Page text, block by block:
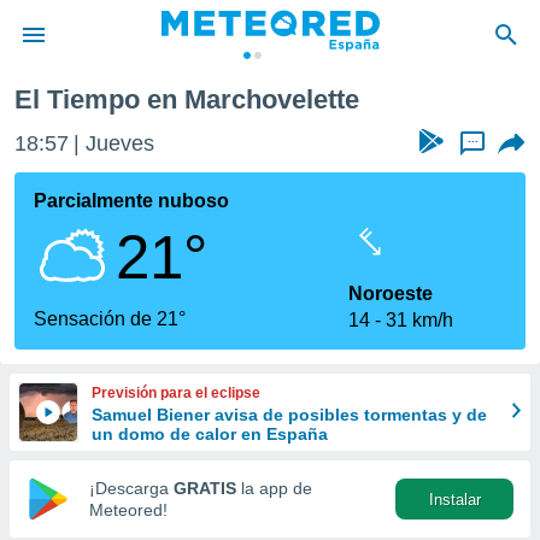
de
por
se
calidad.
a este
las
y
forma
digital
basada
El Tiempo en Marchovelette
18:57 Jueves ...
Parcialmente nuboso
21°
Sensación de 21°
Noroeste
14
31 km/h
Previsión para el eclipse
Samuel Biener avisa de posibles tormentas y de
un domo de calor en España
¡Descarga GRATIS la app de
Meteored!
Instalar